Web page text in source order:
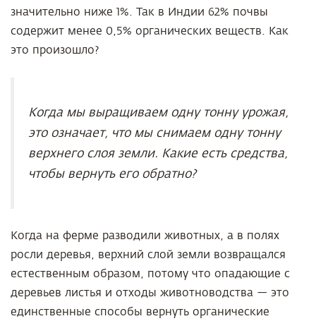
значительно ниже 1%. Так в Индии 62% почвы
содержит менее 0,5% органических веществ. Как
это произошло?
Когда мы выращиваем одну тонну урожая,
это означает, что мы снимаем одну тонну
верхнего слоя земли. Какие есть средства,
чтобы вернуть его обратно?
Когда на ферме разводили животных, а в полях
росли деревья, верхний слой земли возвращался
естественным образом, потому что опадающие с
деревьев листья и отходы животноводства — это
единственные способы вернуть органические